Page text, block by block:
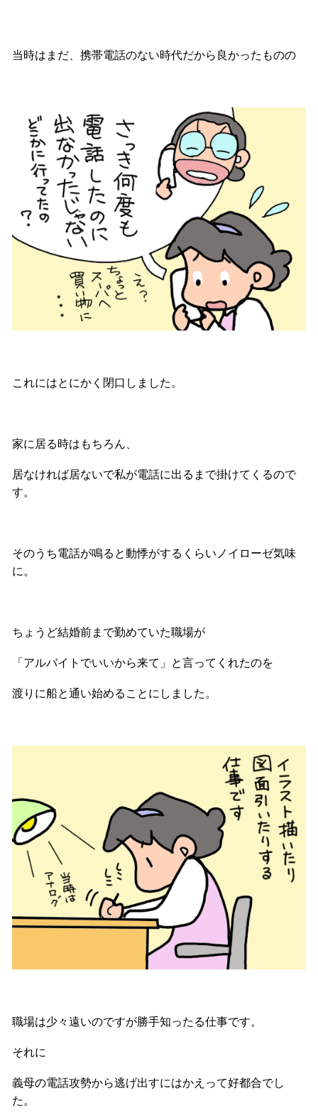
当時はまだ、携帯電話のない時代だから良かったものの
これにはとにかく閉口しました。
家に居る時はもちろん、
居なければ居ないで私が電話に出るまで掛けてくるので
す。
そのうち電話が鳴ると動悸がするくらいノイローゼ気味
に。
ちょうど結婚前まで勤めていた職場が
「アルバイトでいいから来て」と言ってくれたのを
渡りに船と通い始めることにしました。
職場は少々遠いのですが勝手知ったる仕事です。
それに
義母の電話攻勢から逃げ出すにはかえって好都合でし
た。